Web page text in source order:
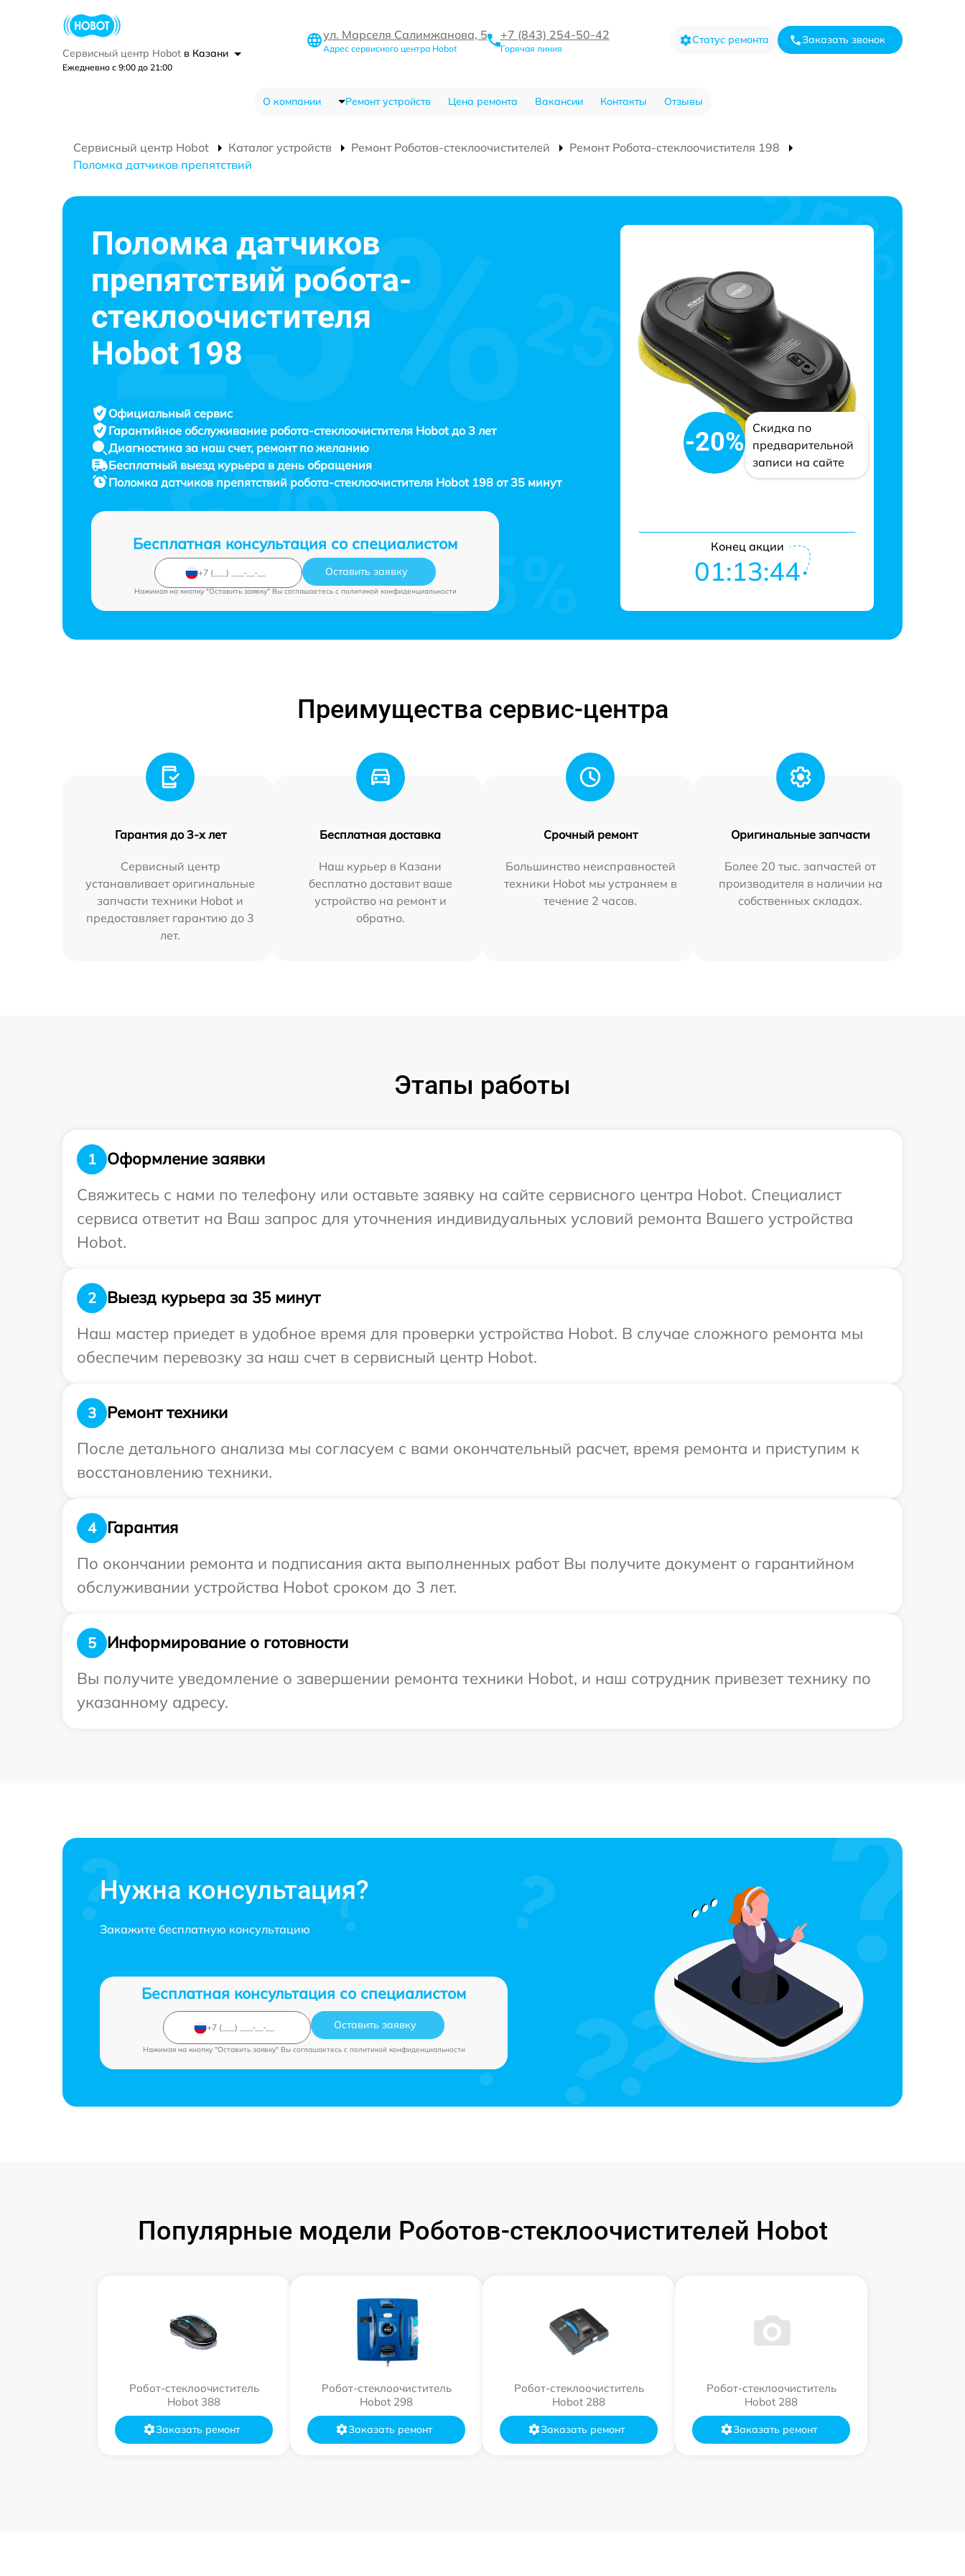
Сервисный центр Hobot в Казани
Ежедневно с 9:00 до 21:00
ул. Марселя Салимжанова, 5
Адрес сервисного центра Hobot
+7 (843) 254-50-42
Горячая линия
Статус ремонта Заказать звонок
О компании Ремонт устройств Цена ремонта Вакансии Контакты Отзывы
Сервисный центр Hobot Каталог устройств Ремонт Роботов-стеклоочистителей
Ремонт Робота-стеклоочистителя 198
Поломка датчиков препятствий
Поломка датчиков
препятствий робота-
стеклоочистителя
Hobot 198
Официальный сервис
Гарантийное обслуживание робота-стеклоочистителя Hobot до 3 лет
Диагностика за наш счет, ремонт по желанию
Бесплатный выезд курьера в день обращения
Поломка датчиков препятствий робота-стеклоочистителя Hobot 198 от 35 минут
Бесплатная консультация со специалистом
Оставить заявку
Нажимая на кнопку "Оставить заявку" Вы соглашаетесь c политикой конфиденциальности
-20%
Скидка по
предварительной
записи на сайте
Конец акции
01:13:43
Преимущества сервис-центра
Гарантия до 3-х лет
Сервисный центр
устанавливает оригинальные
запчасти техники Hobot и
предоставляет гарантию до 3
лет.
Бесплатная доставка
Наш курьер в Казани
бесплатно доставит ваше
устройство на ремонт и
обратно.
Срочный ремонт
Большинство неисправностей
техники Hobot мы устраняем в
течение 2 часов.
Оригинальные запчасти
Более 20 тыс. запчастей от
производителя в наличии на
собственных складах.
Этапы работы
1
Оформление заявки
Свяжитесь с нами по телефону или оставьте заявку на сайте сервисного центра Hobot. Специалист
сервиса ответит на Ваш запрос для уточнения индивидуальных условий ремонта Вашего устройства
Hobot.
2
Выезд курьера за 35 минут
Наш мастер приедет в удобное время для проверки устройства Hobot. В случае сложного ремонта мы
обеспечим перевозку за наш счет в сервисный центр Hobot.
3
Ремонт техники
После детального анализа мы согласуем с вами окончательный расчет, время ремонта и приступим к
восстановлению техники.
4
Гарантия
По окончании ремонта и подписания акта выполненных работ Вы получите документ о гарантийном
обслуживании устройства Hobot сроком до 3 лет.
5
Информирование о готовности
Вы получите уведомление о завершении ремонта техники Hobot, и наш сотрудник привезет технику по
указанному адресу.
Нужна консультация?
Закажите бесплатную консультацию
Бесплатная консультация со специалистом
Оставить заявку
Нажимая на кнопку "Оставить заявку" Вы соглашаетесь c политикой конфиденциальности
Популярные модели Роботов-стеклоочистителей Hobot
Робот-стеклоочиститель
Hobot 388
Заказать ремонт
Робот-стеклоочиститель
Hobot 298
Заказать ремонт
Робот-стеклоочиститель
Hobot 288
Заказать ремонт
Робот-стеклоочиститель
Hobot 288
Заказать ремонт